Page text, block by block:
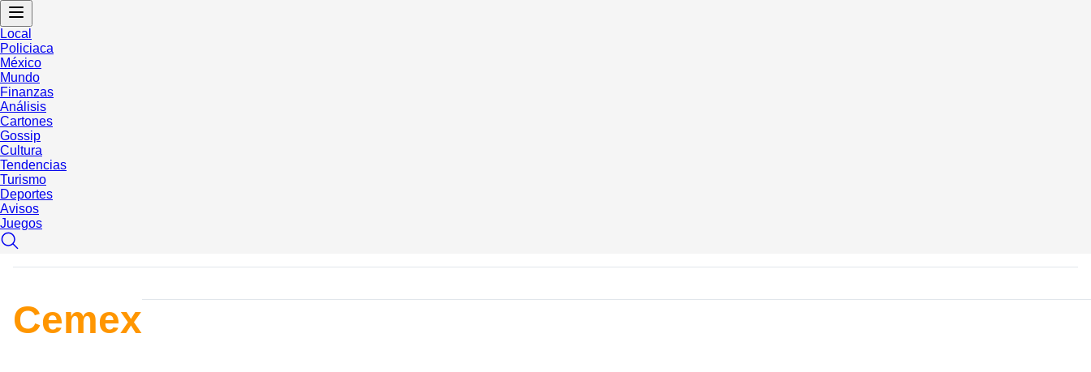
Local
Policiaca
México
Mundo
Finanzas
Análisis
Cartones
Gossip
Cultura
Tendencias
Turismo
Deportes
Avisos
Juegos
Cemex